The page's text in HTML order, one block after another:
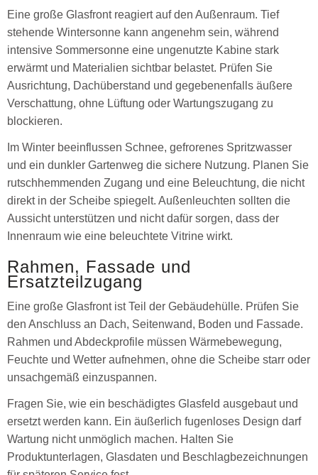
Eine große Glasfront reagiert auf den Außenraum. Tief
stehende Wintersonne kann angenehm sein, während
intensive Sommersonne eine ungenutzte Kabine stark
erwärmt und Materialien sichtbar belastet. Prüfen Sie
Ausrichtung, Dachüberstand und gegebenenfalls äußere
Verschattung, ohne Lüftung oder Wartungszugang zu
blockieren.
Im Winter beeinflussen Schnee, gefrorenes Spritzwasser
und ein dunkler Gartenweg die sichere Nutzung. Planen Sie
rutschhemmenden Zugang und eine Beleuchtung, die nicht
direkt in der Scheibe spiegelt. Außenleuchten sollten die
Aussicht unterstützen und nicht dafür sorgen, dass der
Innenraum wie eine beleuchtete Vitrine wirkt.
Rahmen, Fassade und
Ersatzteilzugang
Eine große Glasfront ist Teil der Gebäudehülle. Prüfen Sie
den Anschluss an Dach, Seitenwand, Boden und Fassade.
Rahmen und Abdeckprofile müssen Wärmebewegung,
Feuchte und Wetter aufnehmen, ohne die Scheibe starr oder
unsachgemäß einzuspannen.
Fragen Sie, wie ein beschädigtes Glasfeld ausgebaut und
ersetzt werden kann. Ein äußerlich fugenloses Design darf
Wartung nicht unmöglich machen. Halten Sie
Produktunterlagen, Glasdaten und Beschlagbezeichnungen